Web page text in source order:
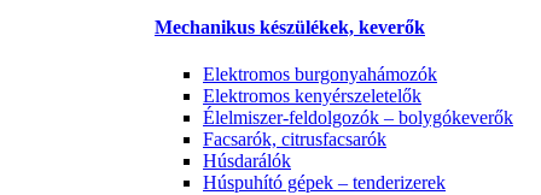
Mechanikus készülékek, keverők
Elektromos burgonyahámozók
Elektromos kenyérszeletelők
Élelmiszer-feldolgozók – bolygókeverők
Facsarók, citrusfacsarók
Húsdarálók
Húspuhító gépek – tenderizerek